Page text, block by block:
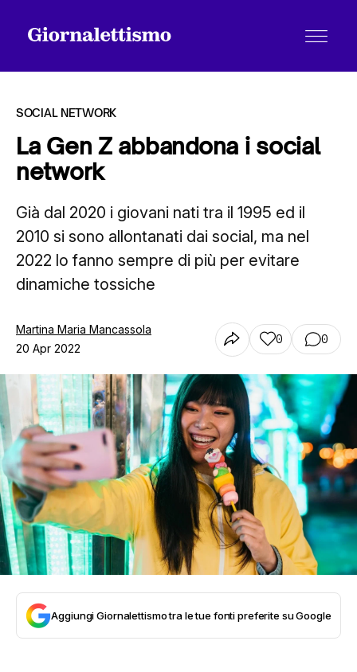
Tutti gli articoli
Chi siamo
SOCIAL NETWORK
La Gen Z abbandona i social
network
Già dal 2020 i giovani nati tra il 1995 ed il
2010 si sono allontanati dai social, ma nel
2022 lo fanno sempre di più per evitare
dinamiche tossiche
Martina Maria Mancassola
20 Apr 2022
0 0
Aggiungi Giornalettismo tra le tue fonti preferite su Google